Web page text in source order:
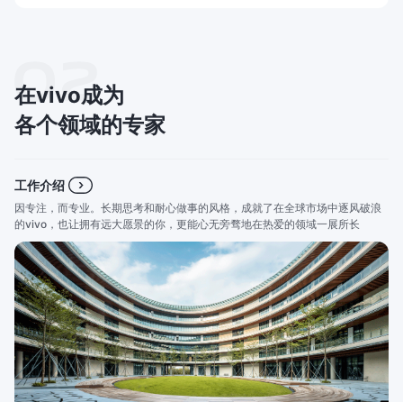
在vivo成为
各个领域的专家
工作介绍
因专注，而专业。长期思考和耐心做事的风格，成就了在全球市场中逐风破浪
的vivo，也让拥有远大愿景的你，更能心无旁骛地在热爱的领域一展所长